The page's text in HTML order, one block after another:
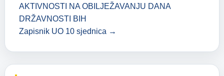
AKTIVNOSTI NA OBILJEŽAVANJU DANA
DRŽAVNOSTI BIH
Zapisnik UO 10 sjednica →